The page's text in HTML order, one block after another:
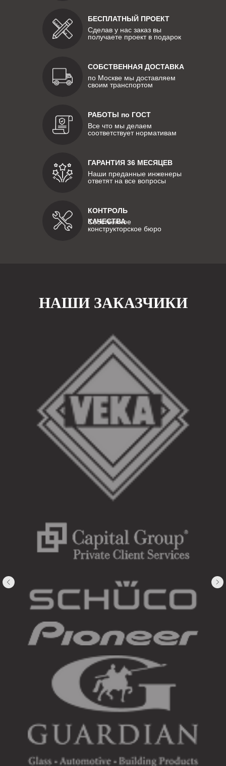
БЕСПЛАТНЫЙ ПРОЕКТ
Сделав у нас заказ вы
получаете проект в подарок
СОБСТВЕННАЯ ДОСТАВКА
по Москве мы доставляем
своим транспортом
РАБОТЫ по ГОСТ
Все что мы делаем
соответствует нормативам
КОНТРОЛЬ
КАЧЕСТВА
Собственное
конструкторское бюро
ГАРАНТИЯ 36 МЕСЯЦЕВ
Наши преданные инженеры
ответят на все вопросы
НАШИ ЗАКАЗЧИКИ